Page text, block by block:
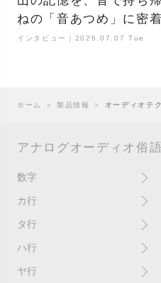
ねの「音あつめ」に密着
インタビュー｜2026.07.07 Tue
ホーム ＞ 製品情報 ＞ オーディオテ
アナログオーディオ俗
数字
10インチ
4チャンネル
カ行
書き込み
歌詞記載ジャケット
ガチャ盤
タ行
ターンテーブル
ダイナフレックス
ハ行
ハウリング
ヤ行